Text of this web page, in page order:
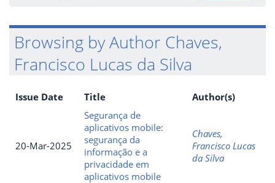
Browsing by Author Chaves,
Francisco Lucas da Silva
Issue Date Title Author(s)
20-Mar-2025
Segurança de
aplicativos mobile:
segurança da
informação e a
privacidade em
aplicativos mobile
Chaves,
Francisco Lucas
da Silva